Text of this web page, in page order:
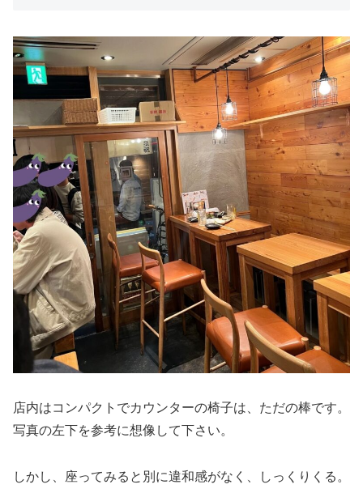
店内はコンパクトでカウンターの椅子は、ただの棒です。
写真の左下を参考に想像して下さい。
しかし、座ってみると別に違和感がなく、しっくりくる。